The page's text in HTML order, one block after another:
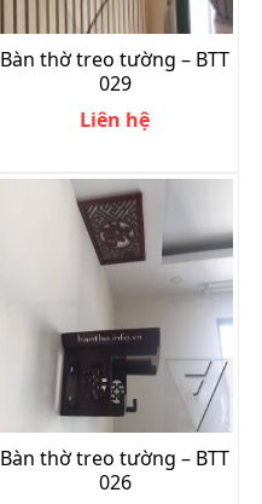
Bàn thờ treo tường – BTT
029
Liên hệ
Bàn thờ treo tường – BTT
026